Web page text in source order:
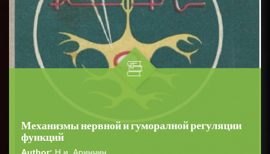
Механизмы нервной и гуморалной регуляции
функций
Author: Н.и. Аринчин